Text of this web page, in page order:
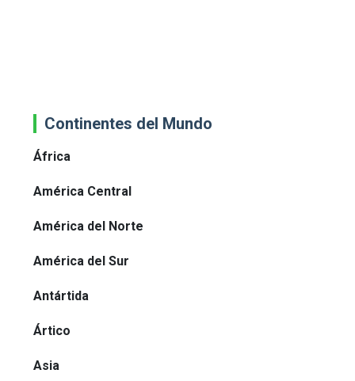
Continentes del Mundo
África
América Central
América del Norte
América del Sur
Antártida
Ártico
Asia